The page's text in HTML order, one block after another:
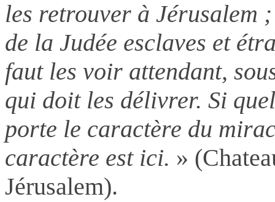
les retrouver à Jérusalem
de la Judée esclaves et
faut les voir attendant,
qui doit les délivrer. Si
porte le caractère du
caractère est ici. »
Jérusalem).